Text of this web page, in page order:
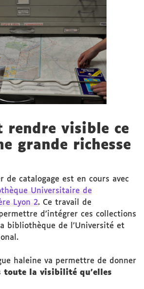
rendre visible ce
grande richesse
de catalogage est en cours avec
Universitaire de
Lyon 2. Ce travail de
d’intégrer ces collections
bibliothèque de l’Université et
haleine va permettre de donner
toute la visibilité qu’elles